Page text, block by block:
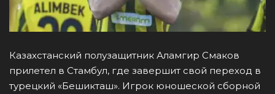
Казахстанский полузащитник Аламгир Смаков
прилетел в Стамбул, где завершит свой переход в
турецкий «Бешикташ». Игрок юношеской сборной